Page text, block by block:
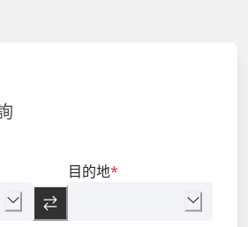
目的地*